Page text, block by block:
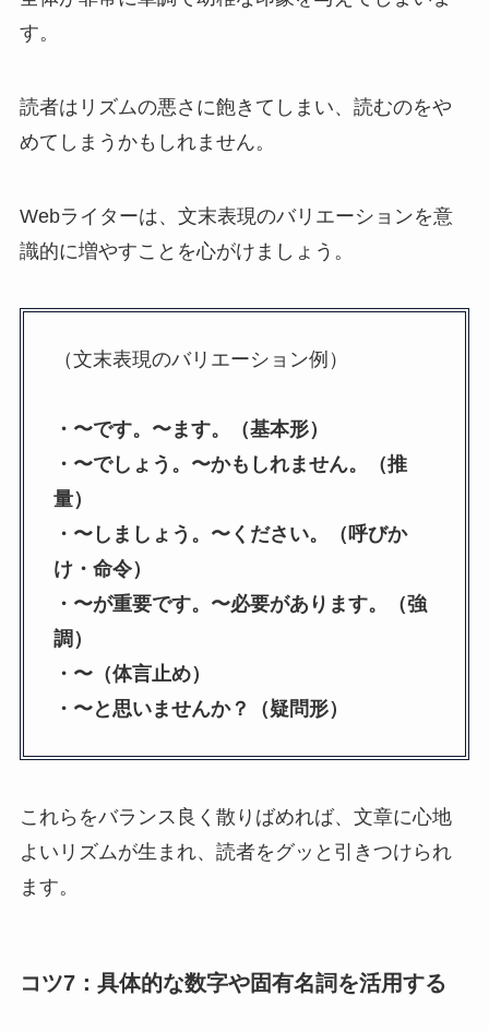
す。
読者はリズムの悪さに飽きてしまい、読むのをや
めてしまうかもしれません。
Webライターは、文末表現のバリエーションを意
識的に増やすことを心がけましょう。
（文末表現のバリエーション例）
・〜です。〜ます。（基本形）
・〜でしょう。〜かもしれません。（推
量）
・〜しましょう。〜ください。（呼びか
け・命令）
・〜が重要です。〜必要があります。（強
調）
・〜（体言止め）
・〜と思いませんか？（疑問形）
これらをバランス良く散りばめれば、文章に心地
よいリズムが生まれ、読者をグッと引きつけられ
ます。
コツ7：具体的な数字や固有名詞を活用する